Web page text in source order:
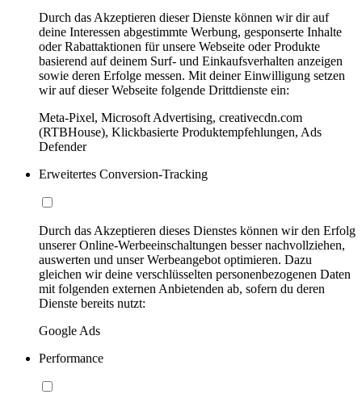
Durch das Akzeptieren dieser Dienste können wir dir auf
deine Interessen abgestimmte Werbung, gesponserte Inhalte
oder Rabattaktionen für unsere Webseite oder Produkte
basierend auf deinem Surf- und Einkaufsverhalten anzeigen
sowie deren Erfolge messen. Mit deiner Einwilligung setzen
wir auf dieser Webseite folgende Drittdienste ein:
Meta-Pixel, Microsoft Advertising, creativecdn.com
(RTBHouse), Klickbasierte Produktempfehlungen, Ads
Defender
Erweitertes Conversion-Tracking
Durch das Akzeptieren dieses Dienstes können wir den Erfolg
unserer Online-Werbeeinschaltungen besser nachvollziehen,
auswerten und unser Werbeangebot optimieren. Dazu
gleichen wir deine verschlüsselten personenbezogenen Daten
mit folgenden externen Anbietenden ab, sofern du deren
Dienste bereits nutzt:
Google Ads
Performance